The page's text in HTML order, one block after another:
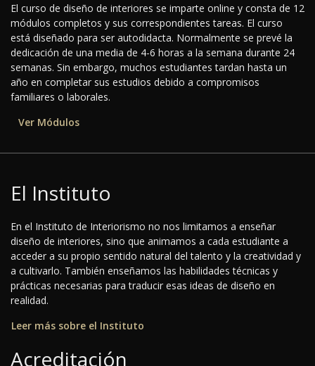
El curso de diseño de interiores se imparte online y consta de 12
módulos completos y sus correspondientes tareas. El curso
está diseñado para ser autodidacta. Normalmente se prevé la
dedicación de una media de 4-6 horas a la semana durante 24
semanas. Sin embargo, muchos estudiantes tardan hasta un
año en completar sus estudios debido a compromisos
familiares o laborales.
Ver Módulos
El Instituto
En el Instituto de Interiorismo no nos limitamos a enseñar
diseño de interiores, sino que animamos a cada estudiante a
acceder a su propio sentido natural del talento y la creatividad y
a cultivarlo. También enseñamos las habilidades técnicas y
prácticas necesarias para traducir esas ideas de diseño en
realidad.
Leer más sobre el Instituto
Acreditación